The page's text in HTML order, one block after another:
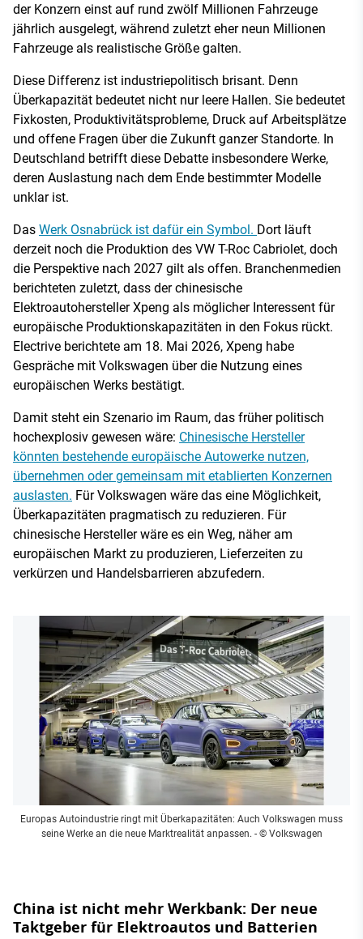
der Konzern einst auf rund zwölf Millionen Fahrzeuge
jährlich ausgelegt, während zuletzt eher neun Millionen
Fahrzeuge als realistische Größe galten.
Diese Differenz ist industriepolitisch brisant. Denn
Überkapazität bedeutet nicht nur leere Hallen. Sie bedeutet
Fixkosten, Produktivitätsprobleme, Druck auf Arbeitsplätze
und offene Fragen über die Zukunft ganzer Standorte. In
Deutschland betrifft diese Debatte insbesondere Werke,
deren Auslastung nach dem Ende bestimmter Modelle
unklar ist.
Das Werk Osnabrück ist dafür ein Symbol. Dort läuft
derzeit noch die Produktion des VW T-Roc Cabriolet, doch
die Perspektive nach 2027 gilt als offen. Branchenmedien
berichteten zuletzt, dass der chinesische
Elektroautohersteller Xpeng als möglicher Interessent für
europäische Produktionskapazitäten in den Fokus rückt.
Electrive berichtete am 18. Mai 2026, Xpeng habe
Gespräche mit Volkswagen über die Nutzung eines
europäischen Werks bestätigt.
Damit steht ein Szenario im Raum, das früher politisch
hochexplosiv gewesen wäre: Chinesische Hersteller
könnten bestehende europäische Autowerke nutzen,
übernehmen oder gemeinsam mit etablierten Konzernen
auslasten. Für Volkswagen wäre das eine Möglichkeit,
Überkapazitäten pragmatisch zu reduzieren. Für
chinesische Hersteller wäre es ein Weg, näher am
europäischen Markt zu produzieren, Lieferzeiten zu
verkürzen und Handelsbarrieren abzufedern.
Europas Autoindustrie ringt mit Überkapazitäten: Auch Volkswagen muss
seine Werke an die neue Marktrealität anpassen. - © Volkswagen
China ist nicht mehr Werkbank: Der neue
Taktgeber für Elektroautos und Batterien